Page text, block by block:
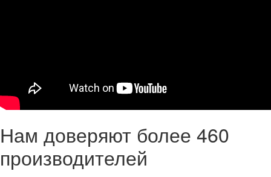
Нам доверяют более 460
производителей